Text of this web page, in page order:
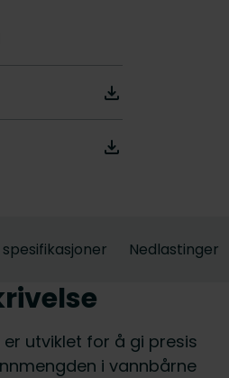
Nedlastinger
utviklet for å gi presis
i vannbårne